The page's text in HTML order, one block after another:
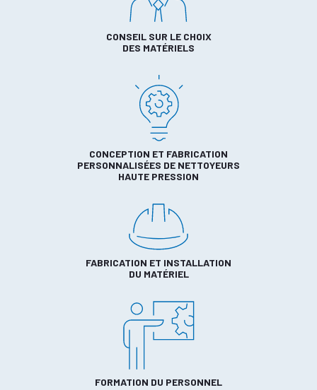
CONSEIL SUR LE CHOIX
DES MATÉRIELS
CONCEPTION ET FABRICATION
PERSONNALISÉES DE NETTOYEURS
HAUTE PRESSION
FABRICATION ET INSTALLATION
DU MATÉRIEL
FORMATION DU PERSONNEL